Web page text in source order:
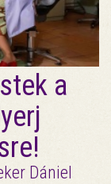
a
Dániel